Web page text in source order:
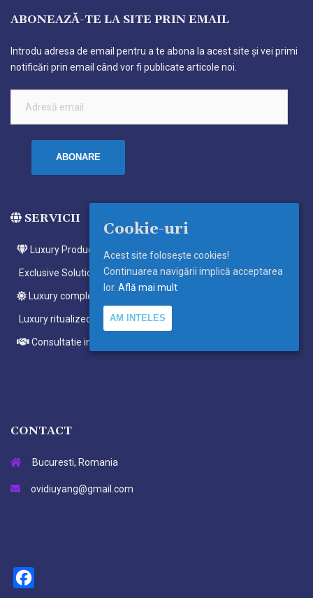
ABONEAZĂ-TE LA SITE PRIN EMAIL
Introdu adresa de email pentru a te abona la acest site și vei primi
notificări prin email când vor fi publicate articole noi.
email
ABONARE
SERVICII
Luxury Products
Exclusive Solutions
Luxury complete ritualized meditations
Luxury ritualized meditations
Consultatie individuala
CONTACT
Bucuresti, Romania
ovidiuyang@gmail.com
Cookie-uri
Acest site foloseşte cookies!
Continuarea navigării implică acceptarea
lor. Află mai mult
AM INTELES